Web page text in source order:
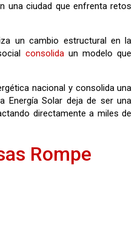
una ciudad que enfrenta retos
un cambio estructural en la
consolidaun modelo que
nacional y consolida una
Energía Solar deja de ser una
directamente a miles de
Rompe